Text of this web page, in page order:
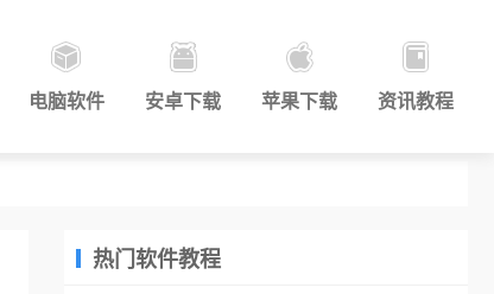
电脑软件 安卓下载 苹果下载 资讯教程
热门软件教程